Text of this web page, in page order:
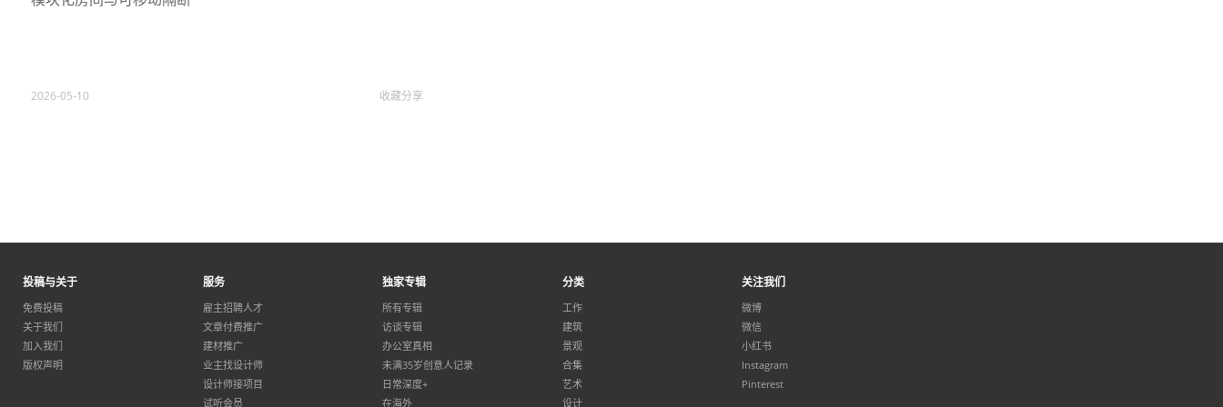
2026-05-10 收藏分享
投稿与关于
免费投稿
关于我们
加入我们
版权声明
服务
雇主招聘人才
文章付费推广
建材推广
业主找设计师
设计师接项目
试听会员
独家专辑
所有专辑
访谈专辑
办公室真相
未满35岁创意人记录
日常深度+
在海外
分类
工作
建筑
景观
合集
艺术
设计
关注我们
微博
微信
小红书
Instagram
Pinterest